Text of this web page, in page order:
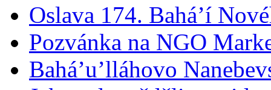
Oslava 174. Bahá’í
Pozvánka na NGO
Bahá’u’lláhovo